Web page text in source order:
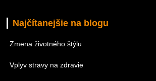
Najčítanejšie na blogu
Zmena životného štýlu
Vplyv stravy na zdravie